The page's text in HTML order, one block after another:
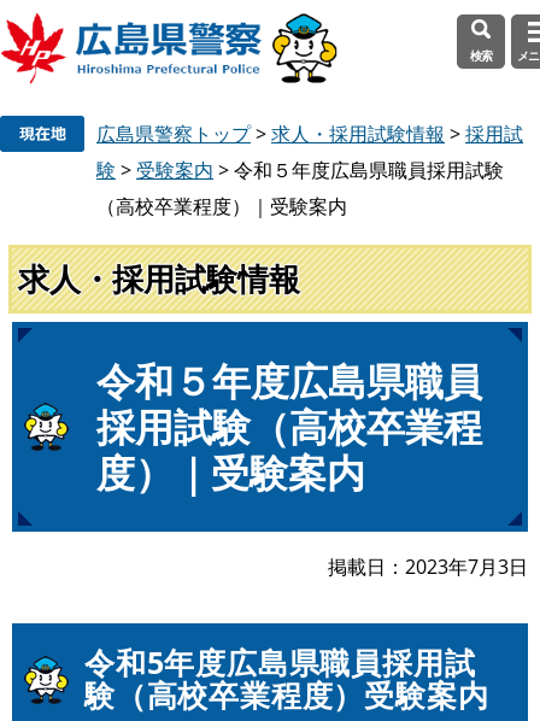
頭
で
す
。
飛
ば
し
て
検索 メ
広島県警察トップ>求人・採用試験情報 >採用試
験 > 受験案内 >令和５年度広島県職員採用試験
（高校卒業程度）｜受験案内
求人・採用試験情報
令和５年度広島県職員
採用試験（高校卒業程
度）｜受験案内
掲載日 2023年7月3日
令和5年度広島県職員採用試
験（高校卒業程度）受験案内